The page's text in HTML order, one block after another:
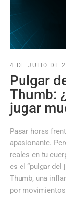
4 DE JULIO DE
Pulgar
Thumb:
jugar
Pasar horas
apasionante.
reales en tu
es el “pulgar del
Thumb, una
por